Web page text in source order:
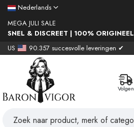
Nederlands
MEGA JULI SALE
SNEL & DISCREET | 100% ORIGINEEL
US
90.357 succesvolle leveringen ✔
Volgen